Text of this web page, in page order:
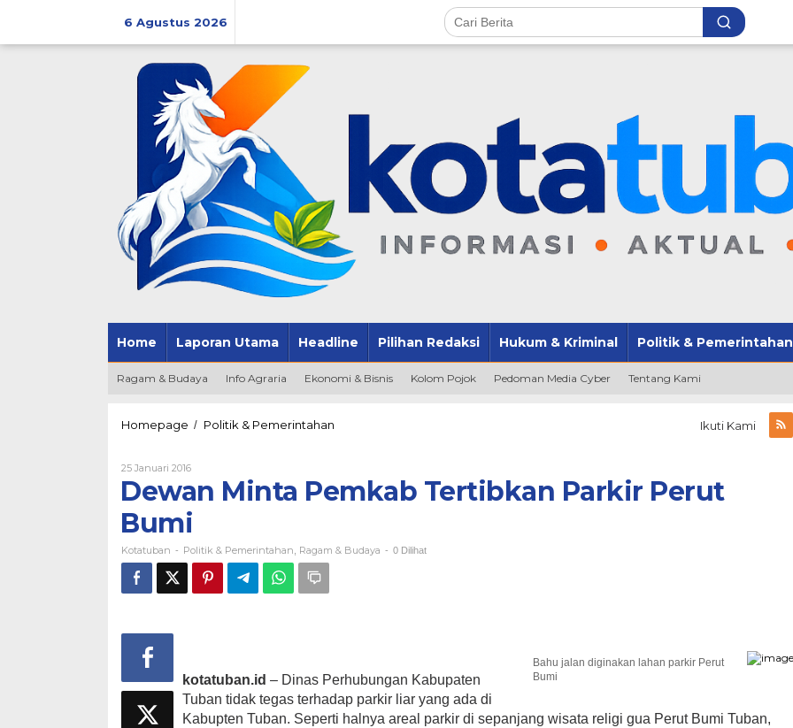
6 Agustus 2026
Home Laporan Utama Headline Pilihan Redaksi Hukum & Kriminal Politik & Pemerintahan
Ragam & Budaya Info Agraria Ekonomi & Bisnis Kolom Pojok Pedoman Media Cyber Tentang Kami
Homepage / Politik & Pemerintahan
Parkir
Perut
Ikuti Kami
25 Januari 2016Oleh
Kotatuban
Dewan Minta Pemkab Tertibkan Parkir Perut
Bumi
Kotatuban - Politik & Pemerintahan, Ragam & Budaya - 0 Dilihat
Bahu jalan diginakan lahan parkir Perut
Bumi
kotatuban.id – Dinas Perhubungan Kabupaten
Tuban tidak tegas terhadap parkir liar yang ada di
Kabupten Tuban. Seperti halnya areal parkir di sepanjang wisata religi gua Perut Bumi Tuban,